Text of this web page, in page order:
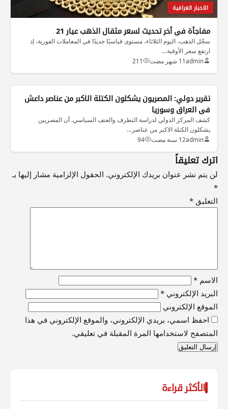
الاخبار العراقية
مفاجأة في أخر تحديث لسعر مثقال الذهب عيار 21
سجّل الذهب، اليوم الثلاثاء، مستوى قياسيًا جديدًا في المعاملات الفورية، إذ
ارتفع سعر الأوقية…
admin11 شهر مضت 211
الاخبار العراقية
تقرير دولي: المصريون يشكلون الكتلة الاكبر من عناصر داعش
في العراق وسوريا
كشف المركز الدولي لدراسة التطرف والعنف السياسي. أن المصريين
يشكلون الكتلة الاكبر من عناصر…
admin12 سنة مضت 94
اترك تعليقاً
لن يتم نشر عنوان بريدك الإلكتروني. الحقول الإلزامية مشار إليها بـ
*
التعليق *
الاسم *
البريد الإلكتروني *
الموقع الإلكتروني
احفظ اسمي، بريدي الإلكتروني، والموقع الإلكتروني في هذا
المتصفح لاستخدامها المرة المقبلة في تعليقي.
الأكثر قراءة